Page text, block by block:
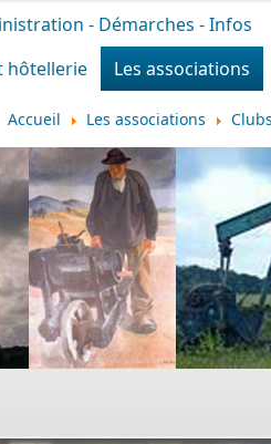
- Démarches - Infos
hôtellerie
Les associations
Accueil Les associations